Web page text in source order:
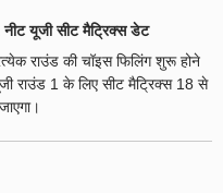
यूजी सीट मैट्रिक्स डेट
राउंड की चॉइस फिलिंग शुरू होने
राउंड 1 के लिए सीट मैट्रिक्स 18 से